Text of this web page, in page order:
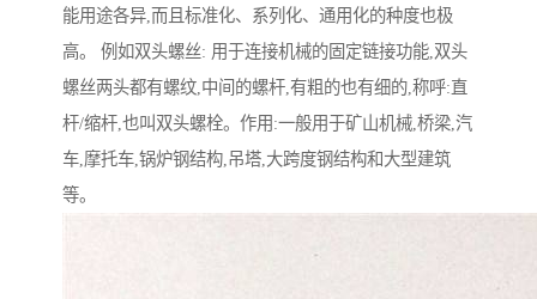
能用途各异,而且标准化、系列化、通用化的种度也极
高。 例如双头螺丝: 用于连接机械的固定链接功能,双头
螺丝两头都有螺纹,中间的螺杆,有粗的也有细的,称呼:直
杆/缩杆,也叫双头螺栓。作用:一般用于矿山机械,桥梁,汽
车,摩托车,锅炉钢结构,吊塔,大跨度钢结构和大型建筑
等。